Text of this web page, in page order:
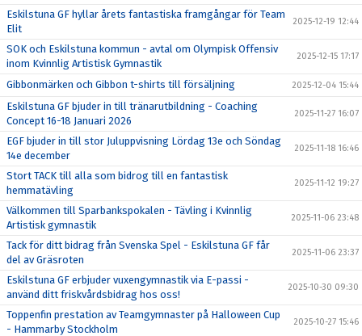
Eskilstuna GF hyllar årets fantastiska framgångar för Team
Elit
2025-12-19 12:44
SOK och Eskilstuna kommun - avtal om Olympisk Offensiv
inom Kvinnlig Artistisk Gymnastik
2025-12-15 17:17
Gibbonmärken och Gibbon t-shirts till försäljning 2025-12-04 15:44
Eskilstuna GF bjuder in till tränarutbildning - Coaching
Concept 16-18 Januari 2026
2025-11-27 16:07
EGF bjuder in till stor Juluppvisning Lördag 13e och Söndag
14e december
2025-11-18 16:46
Stort TACK till alla som bidrog till en fantastisk
hemmatävling
2025-11-12 19:27
Välkommen till Sparbankspokalen - Tävling i Kvinnlig
Artistisk gymnastik
2025-11-06 23:48
Tack för ditt bidrag från Svenska Spel - Eskilstuna GF får
del av Gräsroten
2025-11-06 23:37
Eskilstuna GF erbjuder vuxengymnastik via E-passi -
använd ditt friskvårdsbidrag hos oss!
2025-10-30 09:30
Toppenfin prestation av Teamgymnaster på Halloween Cup
- Hammarby Stockholm
2025-10-27 15:46